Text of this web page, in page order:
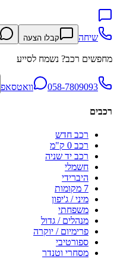
שיחה קבלו הצעה
מחפשים רכב? נשמח לסייע
058-7809093 וואטסאפ
רכבים
רכב חדש
רכב 0 ק"מ
רכב יד שניה
חשמלי
היברידי
7 מקומות
מיני / ג'יפון
משפחתי
מנהלים / גדול
פרימיום / יוקרה
ספורטיבי
מסחרי וטנדר